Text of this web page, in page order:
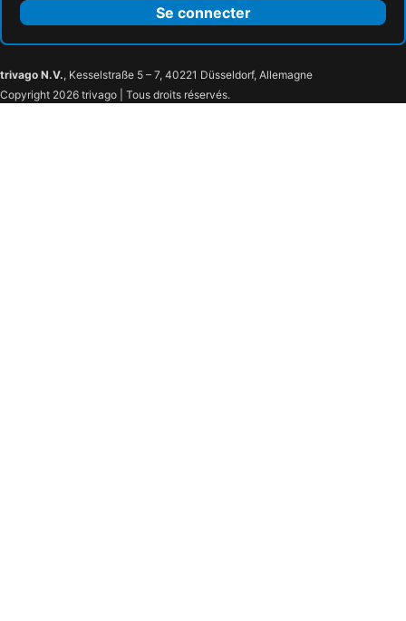
Se connecter
trivago N.V., Kesselstraße 5 – 7, 40221 Düsseldorf, Allemagne
Copyright 2026 trivago | Tous droits réservés.